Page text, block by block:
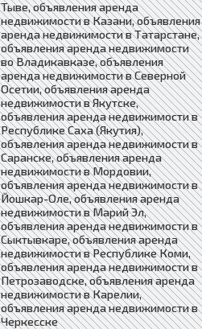
Тыве, объявления аренда
недвижимости в Казани, объявления
аренда недвижимости в Татарстане,
объявления аренда недвижимости
во Владикавказе, объявления
аренда недвижимости в Северной
Осетии, объявления аренда
недвижимости в Якутске,
объявления аренда недвижимости в
Республике Саха (Якутия),
объявления аренда недвижимости в
Саранске, объявления аренда
недвижимости в Мордовии,
объявления аренда недвижимости в
Йошкар-Оле, объявления аренда
недвижимости в Марий Эл,
объявления аренда недвижимости в
Сыктывкаре, объявления аренда
недвижимости в Республике Коми,
объявления аренда недвижимости в
Петрозаводске, объявления аренда
недвижимости в Карелии,
объявления аренда недвижимости в
Черкесске